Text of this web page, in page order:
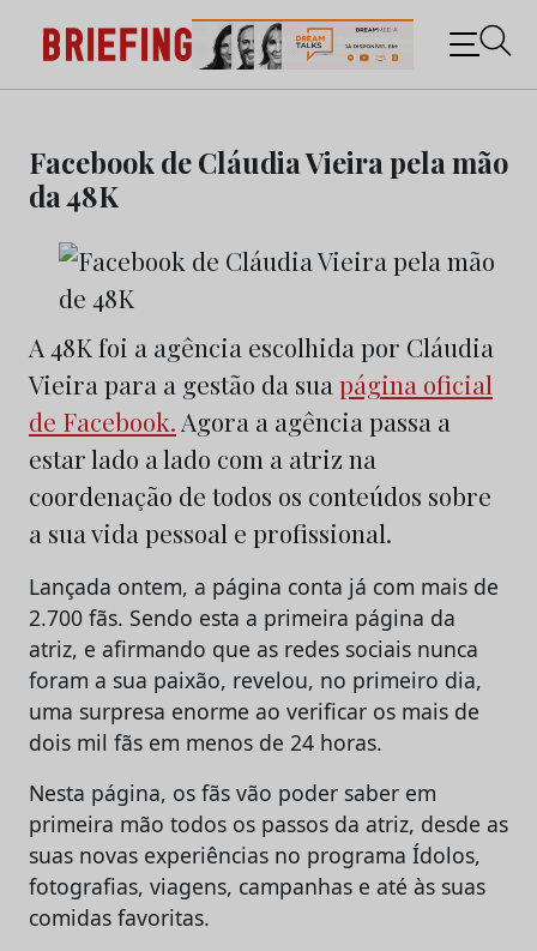
content
Briefing: Todas as notícias sobre os negócios do
Marketing e da Publicidade
Facebook de Cláudia Vieira pela mão
da 48K
A 48K foi a agência escolhida por Cláudia
Vieira para a gestão da sua página oficial
de Facebook. Agora a agência passa a
estar lado a lado com a atriz na
coordenação de todos os conteúdos sobre
a sua vida pessoal e profissional.
Lançada ontem, a página conta já com mais de
2.700 fãs. Sendo esta a primeira página da
atriz, e afirmando que as redes sociais nunca
foram a sua paixão, revelou, no primeiro dia,
uma surpresa enorme ao verificar os mais de
dois mil fãs em menos de 24 horas.
Nesta página, os fãs vão poder saber em
primeira mão todos os passos da atriz, desde as
suas novas experiências no programa Ídolos,
fotografias, viagens, campanhas e até às suas
comidas favoritas.